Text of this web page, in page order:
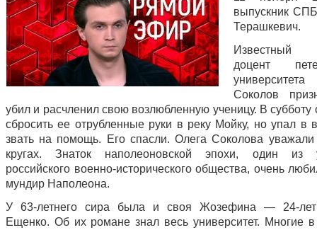
выпускник
Терашкевич.
Известный
доцент
Соколов
убил и расчленил свою возлюбленную ученицу. В субботу
сбросить ее отрубленные руки в реку Мойку, но упал в
звать на помощь. Его спасли. Олега Соколова
кругах. Знаток наполеоновской эпохи, один из
российского военно-исторического общества, очень
мундир Наполеона.
У 63-летнего сира была и своя Жозефина — 24-
Ещенко. Об их романе знал весь университет. Многие